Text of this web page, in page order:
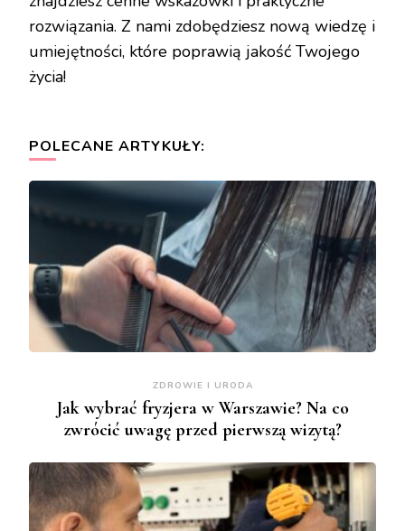
rozwiązania. Z nami zdobędziesz nową wiedzę i
umiejętności, które poprawią jakość Twojego
życia!
POLECANE ARTYKUŁY:
ZDROWIE I URODA
Jak wybrać fryzjera w Warszawie? Na co
zwrócić uwagę przed pierwszą wizytą?